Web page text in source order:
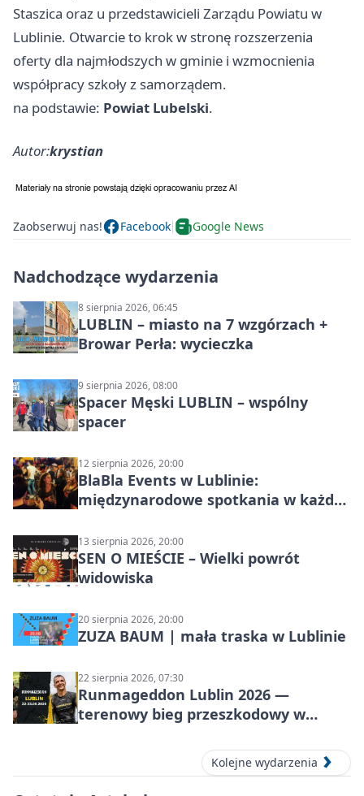
Staszica oraz u przedstawicieli Zarządu Powiatu w
Lublinie. Otwarcie to krok w stronę rozszerzenia
oferty dla najmłodszych w gminie i wzmocnienia
współpracy szkoły z samorządem.
na podstawie: Powiat Lubelski.
Autor:krystian
Zaobserwuj nas! Facebook Google News
Nadchodzące wydarzenia
8 sierpnia 2026, 06:45
LUBLIN – miasto na 7 wzgórzach +
Browar Perła: wycieczka
9 sierpnia 2026, 08:00
Spacer Męski LUBLIN – wspólny
spacer
12 sierpnia 2026, 20:00
BlaBla Events w Lublinie:
międzynarodowe spotkania w każdą
13 sierpnia 2026, 20:00
SEN O MIEŚCIE – Wielki powrót
widowiska
20 sierpnia 2026, 20:00
ZUZA BAUM | mała traska w Lublinie
22 sierpnia 2026, 07:30
Runmageddon Lublin 2026 —
terenowy bieg przeszkodowy w
Kolejne wydarzenia